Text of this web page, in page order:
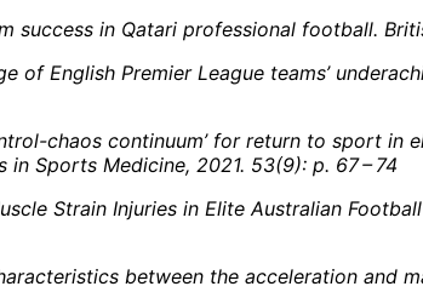
in Qatari professional football.
of English Premier League teams’
chaos continuum’ for return to sport
Sports Medicine, 2021. 53(9): p. 67 – 74
Strain Injuries in Elite Australian
between the acceleration and